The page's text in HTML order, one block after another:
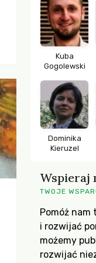
Kuba
Gogolewski
Dominika
Kieruzel
Wspieraj
TWOJE
Pomóż
i rozwijać
możemy
rozwijać